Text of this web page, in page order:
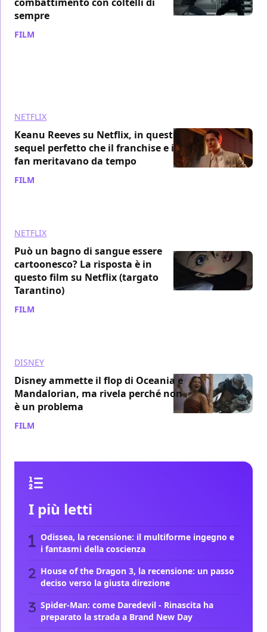
sempre
FILM
NETFLIX
Keanu Reeves su Netflix, in questo
sequel perfetto che il franchise e i
fan meritavano da tempo
FILM
NETFLIX
Può un bagno di sangue essere
cartoonesco? La risposta è in
questo film su Netflix (targato
Tarantino)
FILM
DISNEY
Disney ammette il flop di Oceania e
Mandalorian, ma rivela perché non
è un problema
FILM
I più letti
Odissea, la recensione: il multiforme ingegno e
i fantasmi della coscienza
House of the Dragon 3, la recensione: un passo
deciso verso la giusta direzione
Spider-Man: come Daredevil - Rinascita ha
preparato la strada a Brand New Day